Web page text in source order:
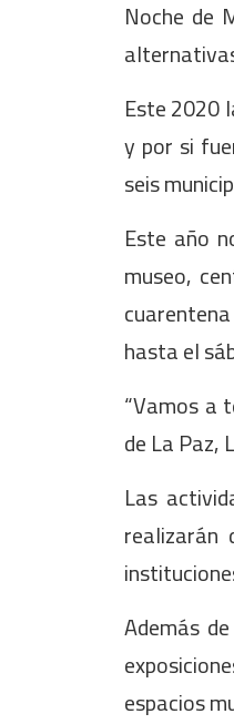
Noche de
Este 2020
y por si
seis
Este año
museo,
hasta el
“Vamos a
de La Paz,
Las
realizarán
Además
espacios